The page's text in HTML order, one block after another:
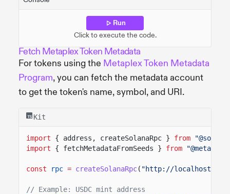
Run
Click to execute the code.
Fetch Metaplex Token Metadata
For tokens using the Metaplex Token Metadata
Program, you can fetch the metadata account
to get the token's name, symbol, and URI.
Kit
import { address, createSolanaRpc } from
import
{ fetchMetadataFromSeeds } from
const rpc = createSolanaRpc( "http://
// Example: USDC mint address